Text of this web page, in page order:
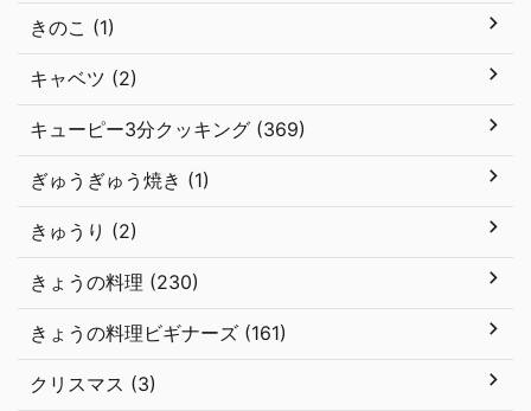
きのこ (1)
キャベツ (2)
キューピー3分クッキング (369)
ぎゅうぎゅう焼き (1)
きゅうり (2)
きょうの料理 (230)
きょうの料理ビギナーズ (161)
クリスマス (3)